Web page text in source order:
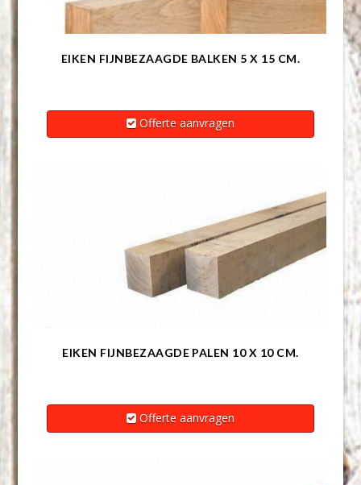
EIKEN FIJNBEZAAGDE BALKEN 5 X 15 CM.
Offerte aanvragen
EIKEN FIJNBEZAAGDE PALEN 10 X 10 CM.
Offerte aanvragen